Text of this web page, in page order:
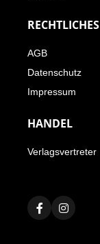
RECHTLICHES
AGB
Datenschutz
Impressum
HANDEL
Verlagsvertreter